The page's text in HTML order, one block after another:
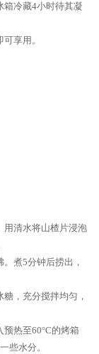
箱冷藏4小时待其凝
享用。
用清水将山楂片浸泡
煮5分钟后捞出，
，充分搅拌均匀，
热至60°C的烤箱
些水分。